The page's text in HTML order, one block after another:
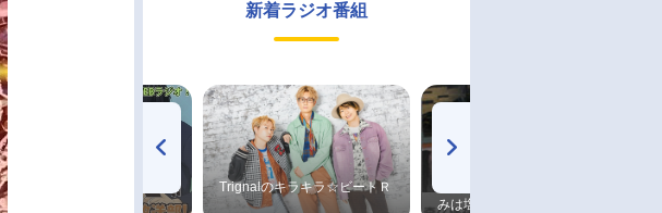
新着ラジオ番組
ハイキュー!! 烏野高校放送部! Trignalのキラキラ☆ビートＲ
みは塩だけ